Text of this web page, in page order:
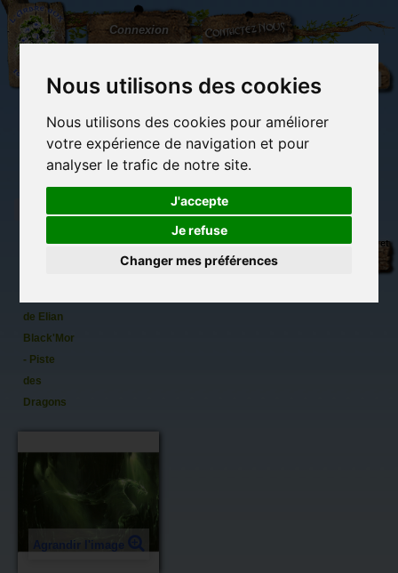
Nous utilisons des cookies
Nous utilisons des cookies pour améliorer
votre expérience de navigation et pour
analyser le trafic de notre site.
J'accepte
Je refuse
Changer mes préférences
L'Arbre
aux
100.000
Connexion Contactez-nous
(vide)
Librairie des
Carterie
originale
Activités
détente et jeux
Objets déco et
de Elian
Black'Mor
- Piste
des
Dragons
Agrandir l'image